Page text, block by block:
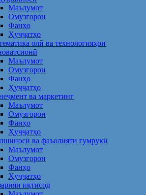
Маълумот
Омузгорон
Фанҳо
Ҳуҷҷатҳо
олӣ ва технологияҳои
Маълумот
Омузгорон
Фанҳо
Ҳуҷҷатҳо
ва маркетинг
Маълумот
Омузгорон
Фанҳо
Ҳуҷҷатҳо
ва фаъолияти гумрукӣ
Маълумот
Омузгорон
Фанҳо
Ҳуҷҷатҳо
иқтисод